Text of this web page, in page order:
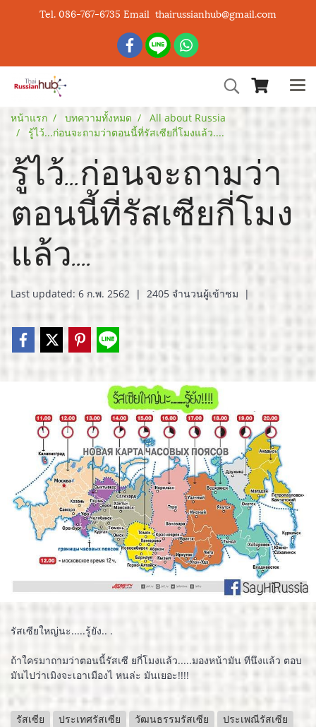
Tel. 086-767-6735 Email thairussianhub@gmail.com
หน้าแรก บทความทั้งหมด
All about Russia
รู้ไว้...ก่อนจะถามว่าตอนนี้ที่รัสเซียกี่โมงแล้ว....
รู้ไว้...ก่อนจะถามว่า
ตอนนี้ที่รัสเซียกี่โมง
แล้ว....
Last updated: 6 ก.พ. 2562 | 2405 จำนวนผู้เข้าชม |
รัสเซียใหญ่นะ.....รู้ยัง.. .
ถ้าใครมาถามว่าตอนนี้รัสเซี ยกี่โมงแล้ว.....มองหน้ามัน ทีนึงแล้ว ตอบ
มันไปว่าเมิงจะเอาเมืองไ หนล่ะ มันเยอะ!!!!
รัสเซีย ประเทศรัสเซีย วัฒนธรรมรัสเซีย
ประเพณีรัสเซีย